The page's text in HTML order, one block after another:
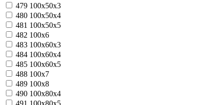
479 100x50x3
480 100x50x4
481 100x50x5
482 100x6
483 100x60x3
484 100x60x4
485 100x60x5
488 100x7
489 100x8
490 100x80x4
491 100x80x5